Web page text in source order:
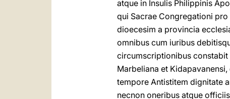
atque in Insulis Philippinis
qui Sacrae Congregationi
dioecesim a provincia
omnibus cum iuribus
circumscriptionibus constabit
Marbeliana et
tempore Antistitem dignitate
necnon oneribus atque